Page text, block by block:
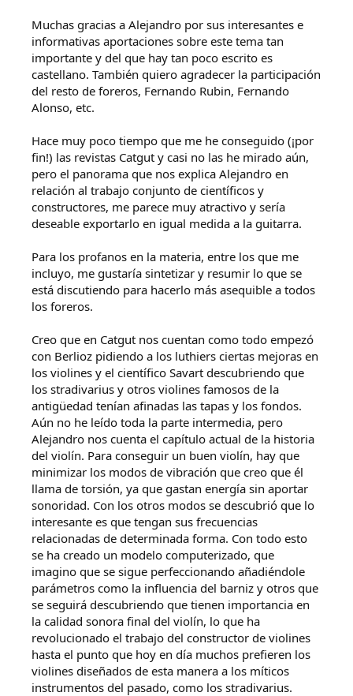
Muchas gracias a Alejandro por sus interesantes e
informativas aportaciones sobre este tema tan
importante y del que hay tan poco escrito es
castellano. También quiero agradecer la participación
del resto de foreros, Fernando Rubin, Fernando
Alonso, etc.
Hace muy poco tiempo que me he conseguido (¡por
fin!) las revistas Catgut y casi no las he mirado aún,
pero el panorama que nos explica Alejandro en
relación al trabajo conjunto de científicos y
constructores, me parece muy atractivo y sería
deseable exportarlo en igual medida a la guitarra.
Para los profanos en la materia, entre los que me
incluyo, me gustaría sintetizar y resumir lo que se
está discutiendo para hacerlo más asequible a todos
los foreros.
Creo que en Catgut nos cuentan como todo empezó
con Berlioz pidiendo a los luthiers ciertas mejoras en
los violines y el científico Savart descubriendo que
los stradivarius y otros violines famosos de la
antigüedad tenían afinadas las tapas y los fondos.
Aún no he leído toda la parte intermedia, pero
Alejandro nos cuenta el capítulo actual de la historia
del violín. Para conseguir un buen violín, hay que
minimizar los modos de vibración que creo que él
llama de torsión, ya que gastan energía sin aportar
sonoridad. Con los otros modos se descubrió que lo
interesante es que tengan sus frecuencias
relacionadas de determinada forma. Con todo esto
se ha creado un modelo computerizado, que
imagino que se sigue perfeccionando añadiéndole
parámetros como la influencia del barniz y otros que
se seguirá descubriendo que tienen importancia en
la calidad sonora final del violín, lo que ha
revolucionado el trabajo del constructor de violines
hasta el punto que hoy en día muchos prefieren los
violines diseñados de esta manera a los míticos
instrumentos del pasado, como los stradivarius.